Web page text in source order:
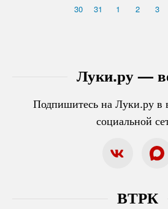
Луки.ру —
Подпишитесь на Луки.ру
социальной
30
31 1 2 3
ВТРК